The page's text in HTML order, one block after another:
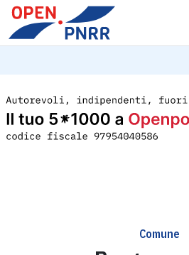
Comune